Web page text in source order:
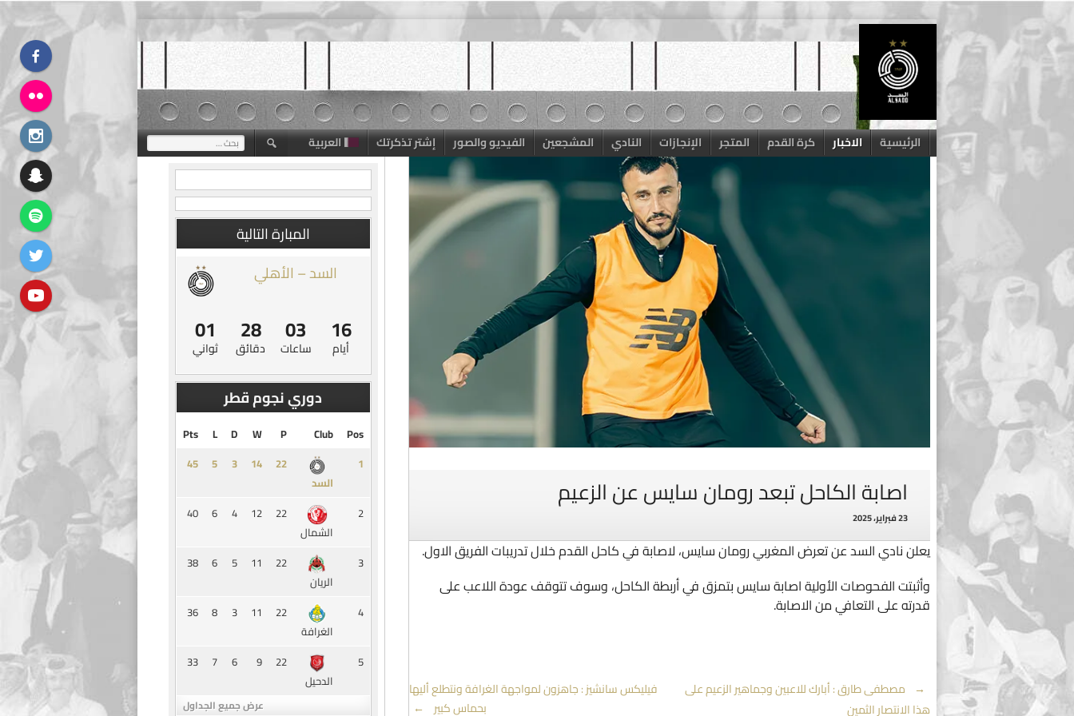
Skip
content
الرئيسية الاخبار كرة القدم المتجر الإنجازات النادي المشجعين الفيديو والصور إشتر تذكرتك العربية البحث
عن:
اصابة الكاحل تبعد رومان سايس عن الزعيم
23 فبراير، 2025
يعلن نادي السد عن تعرض المغربي رومان سايس، لاصابة في كاحل القدم خلال تدريبات الفريق الاول.
وأثبتت الفحوصات الأولية اصابة سايس بتمزق في أربطة الكاحل، وسوف تتوقف عودة اللاعب على
قدرته على التعافي من الاصابة.
Post
← مصطفى طارق : أبارك للاعبين وجماهير الزعيم على
هذا الانتصار الثمين
فيليكس سانشيز : جاهزون لمواجهة الغرافة ونتطلع أليها
بحماس كبير
→
المبارة التالية
السد – الأهلي
16
أيام
03
ساعات
28
دقائق
00
ثواني
دوري نجوم قطر
Pos
Club
P
W
D
L
Pts
1
السد
‏22
14
3
5
45
2
الشمال
22
12
4
6
40
3
الريان
22
11
5
6
38
4
الغرافة
22
11
3
8
36
5
الدحيل
22
9
6
7
33
عرض جميع الجداول